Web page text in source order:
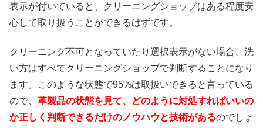
表示が付いていると、クリーニングショップはある程度安
心して取り扱うことができるはずです。
クリーニング不可となっていたり選択表示がない場合、洗
い方はすべてクリーニングショップで判断することになり
ます。このような状態で95%は取扱いできると言っている
ので、 革製品の状態を見て、どのように対処すればいいの
か正しく判断できるだけのノウハウと技術があるのでしょ